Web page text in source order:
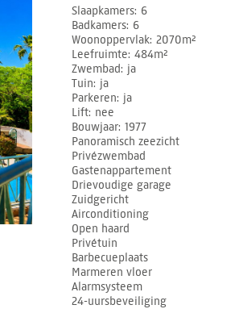
Slaapkamers 6
Badkamers 6
Woonoppervlak 2070m²
Leefruimte 484m²
Zwembad
ja
Tuin ja
Parkeren ja
Lift nee
Bouwjaar 1977
Panoramisch zeezicht
Privézwembad
Gastenappartement
Drievoudige garage
Zuidgericht
Airconditioning
Open haard
Privétuin
Barbecueplaats
Marmeren vloer
Alarmsysteem
24-uursbeveiliging